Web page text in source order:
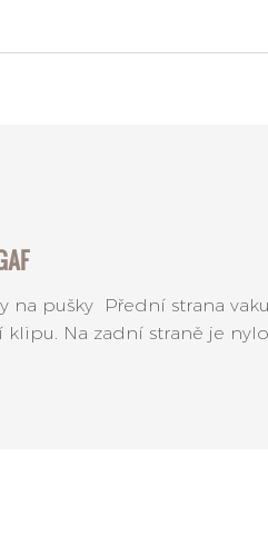
na pušky Přední strana
Na zadní straně je